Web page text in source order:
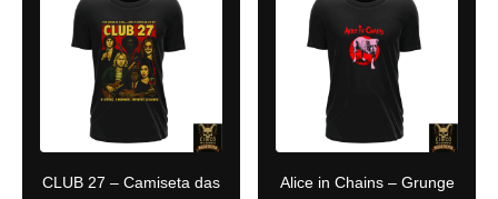
CLUB 27 – Camiseta das
Alice in Chains – Grunge